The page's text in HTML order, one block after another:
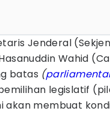
Jenderal
Wahid
batas (
legislatif
akan membuat